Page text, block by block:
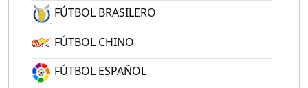
FÚTBOL BRASILERO
FÚTBOL CHINO
FÚTBOL ESPAÑOL